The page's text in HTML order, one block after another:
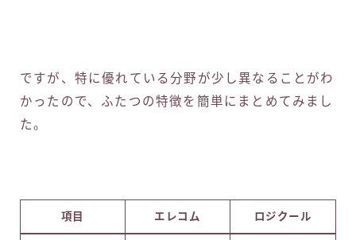
ですが、特に優れている分野が少し異なることがわ
かったので、ふたつの特徴を簡単にまとめてみまし
た。
項目 エレコム ロジクール